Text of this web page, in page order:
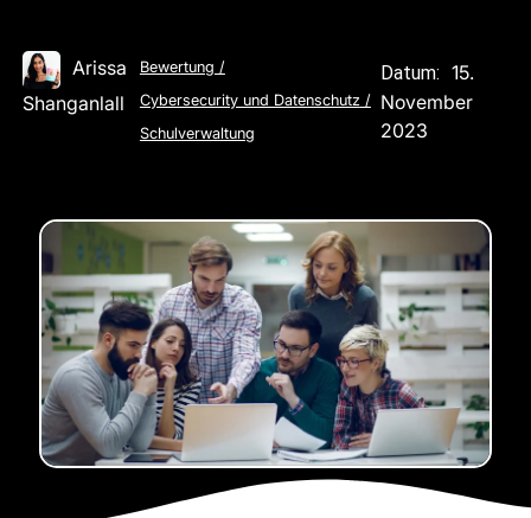
Arissa
Shanganlall
Bewertung /
Cybersecurity und Datenschutz /
Schulverwaltung
Datum: 15.
November
2023